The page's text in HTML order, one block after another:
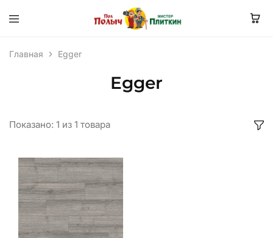
Главная Egger
Egger
Показано: 1 из 1 товара